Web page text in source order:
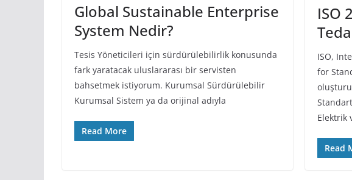
Global Sustainable Enterprise
System Nedir?
Tesis Yöneticileri için sürdürülebilirlik konusunda
fark yaratacak uluslararası bir servisten
bahsetmek istiyorum. Kurumsal Sürdürülebilir
Kurumsal Sistem ya da orijinal adıyla
Read More
ISO
ISO,
for
Elektrik
Read